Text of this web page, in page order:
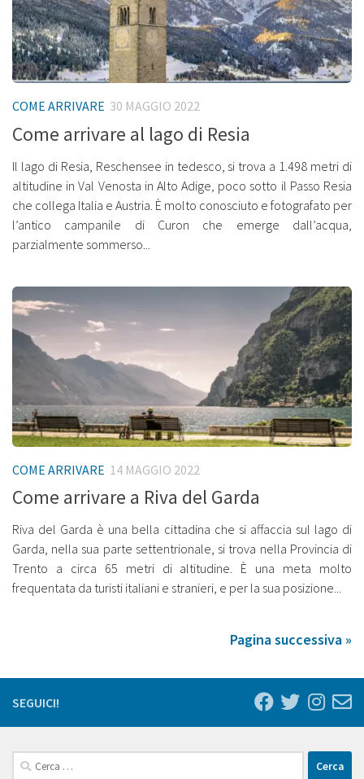
COME ARRIVARE 30 MAGGIO 2022
Come arrivare al lago di Resia
Il lago di Resia, Reschensee in tedesco, si trova a 1.498 metri di
altitudine in Val Venosta in Alto Adige, poco sotto il Passo Resia
che collega Italia e Austria. È molto conosciuto e fotografato per
l’antico campanile di Curon che emerge dall’acqua,
parzialmente sommerso...
COME ARRIVARE 14 MAGGIO 2022
Come arrivare a Riva del Garda
Riva del Garda è una bella cittadina che si affaccia sul lago di
Garda, nella sua parte settentrionale, si trova nella Provincia di
Trento a circa 65 metri di altitudine. È una meta molto
frequentata da turisti italiani e stranieri, e per la sua posizione...
Pagina successiva »
SEGUICI!
Ricerca